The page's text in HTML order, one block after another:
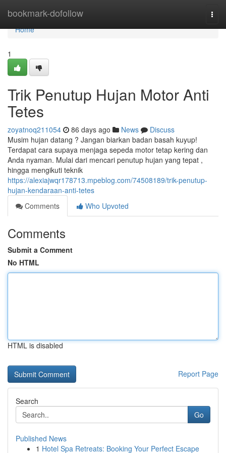
bookmark-dofollow
Home
Home
1
Trik Penutup Hujan Motor Anti
Tetes
zoyatnoq211054 86 days ago News
Discuss
Musim hujan datang ? Jangan biarkan badan basah kuyup!
Terdapat cara supaya menjaga sepeda motor tetap kering dan
Anda nyaman. Mulai dari mencari penutup hujan yang tepat ,
hingga mengikuti teknik
https://alexiajwqr178713.mpeblog.com/74508189/trik-penutup-
hujan-kendaraan-anti-tetes
Comments
Who Upvoted
Comments
Submit a Comment
No HTML
HTML is disabled
Report Page
Search
Go
Published News
1 Hotel Spa Retreats: Booking Your Perfect Escape